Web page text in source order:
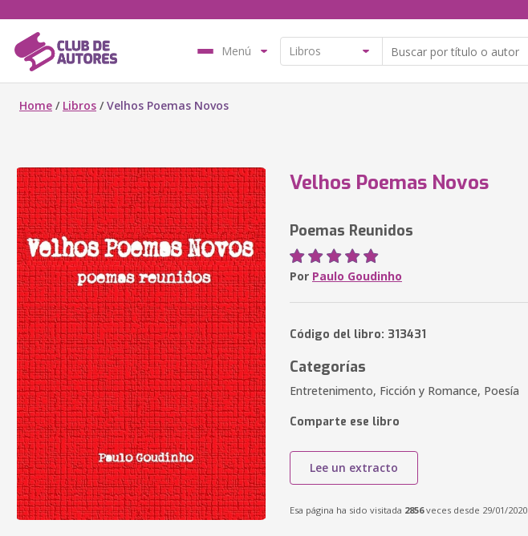
Menú
Home / Libros /Velhos Poemas Novos
Velhos Poemas Novos
Poemas Reunidos
Por Paulo Goudinho
Código del libro: 313431
Categorías
Entretenimento, Ficción y Romance, Poesía
Comparte ese libro
Lee un extracto
Esa página ha sido visitada 2856veces desde 29/01/2020